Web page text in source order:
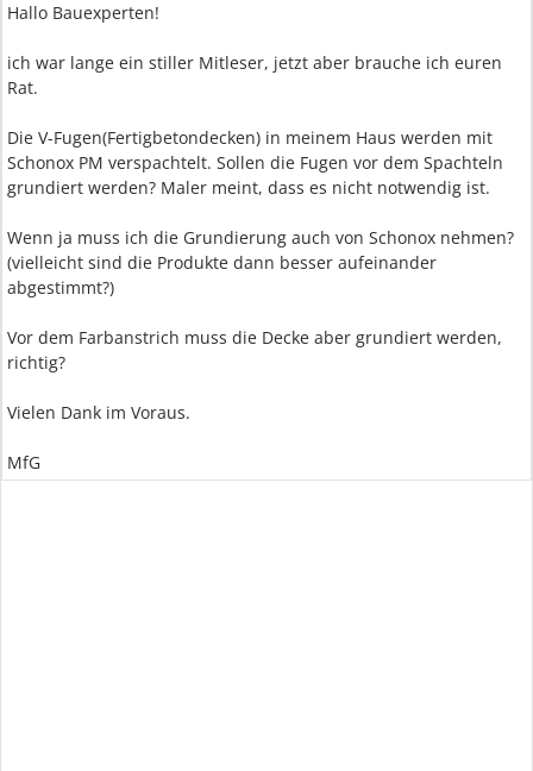
Hallo Bauexperten!
ich war lange ein stiller Mitleser, jetzt aber brauche ich euren
Rat.
Die V-Fugen(Fertigbetondecken) in meinem Haus werden mit
Schonox PM verspachtelt. Sollen die Fugen vor dem Spachteln
grundiert werden? Maler meint, dass es nicht notwendig ist.
Wenn ja muss ich die Grundierung auch von Schonox nehmen?
(vielleicht sind die Produkte dann besser aufeinander
abgestimmt?)
Vor dem Farbanstrich muss die Decke aber grundiert werden,
richtig?
Vielen Dank im Voraus.
MfG